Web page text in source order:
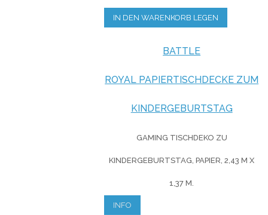
IN DEN WARENKORB LEGEN
BATTLE
ROYAL PAPIERTISCHDECKE ZUM
KINDERGEBURTSTAG
GAMING TISCHDEKO ZU
KINDERGEBURTSTAG, PAPIER,2,43 M X
1,37 M.
INFO